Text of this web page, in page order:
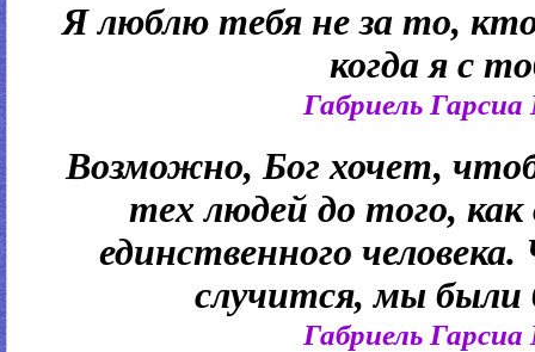
Я люблю тебя не за то,
когда я с
Габриель
Возможно, Бог хочет,
тех людей до того,
единственного
случится, мы были
Габриель